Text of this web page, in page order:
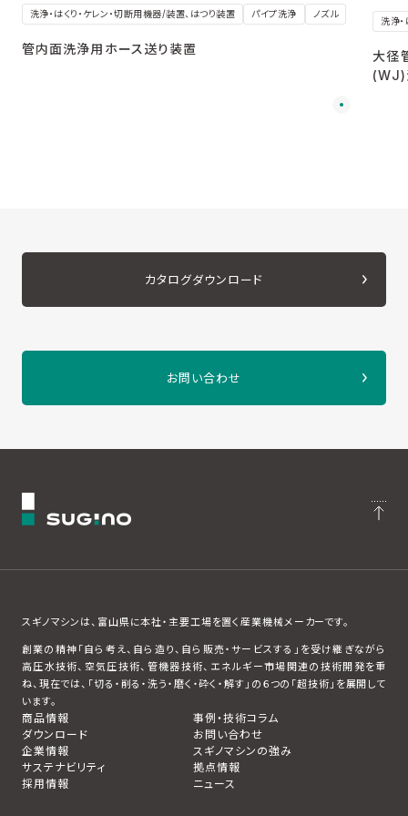
洗浄・はくり・ケレン・切断用機器/装置、はつり装置 パイプ洗浄 ノズル
管内面洗浄用ホース送り装置
洗浄
大径
(WJ)
カタログダウンロード
お問い合わせ
スギノマシンは、富山県に本社・主要工場を置く産業機械メーカーです。
創業の精神「自ら考え、自ら造り、自ら販売・サービスする」を受け継ぎながら
高圧水技術、空気圧技術、管機器技術、エネルギー市場関連の技術開発を重
ね、現在では、「切る・削る・洗う・磨く・砕く・解す」の６つの「超技術」を展開して
います。
商品情報
事例・技術コラム
ダウンロード
お問い合わせ
企業情報
スギノマシンの強み
サステナビリティ
拠点情報
採用情報
ニュース